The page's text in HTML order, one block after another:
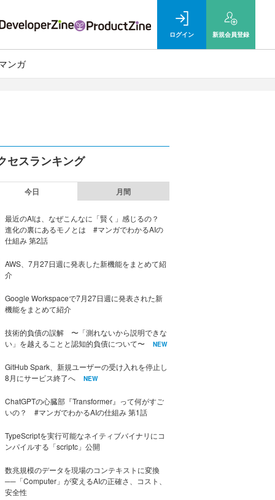
ログイン 新規会員登録
ンガ
セスランキング
今日 月間
最近のAIは、なぜこんなに「賢く」感じるの？
進化の裏にあるモノとは #マンガでわかるAIの
仕組み 第2話
AWS、7月27日週に発表した新機能をまとめて紹
介
Google Workspaceで7月27日週に発表された新
機能をまとめて紹介
技術的負債の誤解 〜「測れないから説明できな
い」を越えることと認知的負債について〜
NEW
GitHub Spark、新規ユーザーの受け入れを停止し
8月にサービス終了へ
NEW
ChatGPTの心臓部『Transformer』って何がすご
いの？ #マンガでわかるAIの仕組み 第1話
TypeScriptを実行可能なネイティブバイナリにコ
ンパイルする「scriptc」公開
数兆規模のデータを現場のコンテキストに変換
──「Computer」が変えるAIの正確さ、コスト、
安全性